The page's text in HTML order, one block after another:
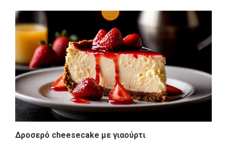
Δροσερό cheesecake με γιαούρτι